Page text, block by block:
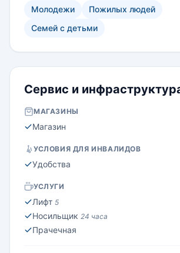
заканчивая казино, прославившим
видом напоминает дворец древней
Молодежи
Пожилых людей
Семей с детьми
Сервис и
МАГАЗИНЫ
Магазин
УСЛОВИЯ ДЛЯ ИНВАЛИДОВ
Удобства
УСЛУГИ
Лифт 5
Носильщик 24 часа
Прачечная